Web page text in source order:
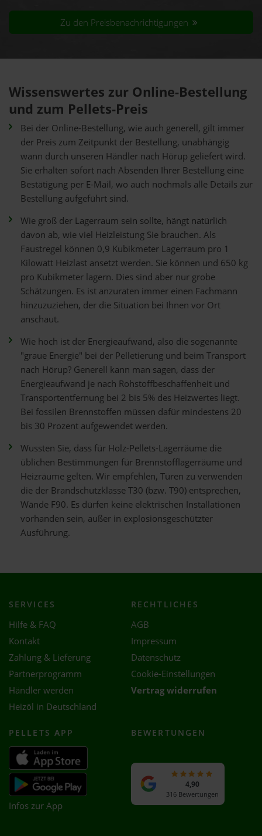
Zu den Preisbenachrichtigungen
Wissenswertes zur Online-Bestellung
und zum Pellets-Preis
Bei der Online-Bestellung, wie auch generell, gilt immer
der Preis zum Zeitpunkt der Bestellung, unabhängig
wann durch unseren Händler nach Hörup geliefert wird.
Sie erhalten sofort nach Absenden Ihrer Bestellung eine
Bestätigung per E-Mail, wo auch nochmals alle Details zur
Bestellung aufgeführt sind.
Wie groß der Lagerraum sein sollte, hängt natürlich
davon ab, wie viel Heizleistung Sie brauchen. Als
Faustregel können 0,9 Kubikmeter Lagerraum pro 1
Kilowatt Heizlast ansetzt werden. Sie können und 650 kg
pro Kubikmeter lagern. Dies sind aber nur grobe
Schätzungen. Es ist anzuraten immer einen Fachmann
hinzuzuziehen, der die Situation bei Ihnen vor Ort
anschaut.
Wie hoch ist der Energieaufwand, also die sogenannte
"graue Energie" bei der Pelletierung und beim Transport
nach Hörup? Generell kann man sagen, dass der
Energieaufwand je nach Rohstoffbeschaffenheit und
Transportentfernung bei 2 bis 5% des Heizwertes liegt.
Bei fossilen Brennstoffen müssen dafür mindestens 20
bis 30 Prozent aufgewendet werden.
Wussten Sie, dass für Holz-Pellets-Lagerräume die
üblichen Bestimmungen für Brennstofflagerräume und
Heizräume gelten. Wir empfehlen, Türen zu verwenden
die der Brandschutzklasse T30 (bzw. T90) entsprechen,
Wände F90. Es dürfen keine elektrischen Installationen
vorhanden sein, außer in explosionsgeschützter
Ausführung.
SERVICES
Hilfe & FAQ
Kontakt
Zahlung & Lieferung
Partnerprogramm
Händler werden
Heizöl in Deutschland
RECHTLICHES
AGB
Impressum
Datenschutz
Cookie-Einstellungen
Vertrag widerrufen
PELLETS APP
Infos zur App
BEWERTUNGEN
4,90
316 Bewertungen